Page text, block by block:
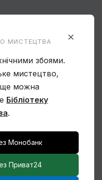
і його
український
×
МИСТЕЦТВА
збоями.
мистецтво,
ще можна
Бібліотеку
.
Монобанк
Приват24